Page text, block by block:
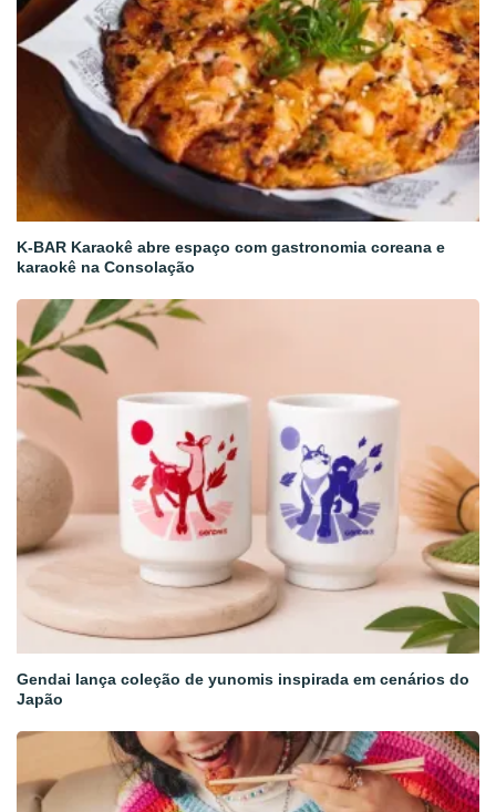
K-BAR Karaokê abre espaço com gastronomia coreana e
karaokê na Consolação
Gendai lança coleção de yunomis inspirada em cenários do
Japão